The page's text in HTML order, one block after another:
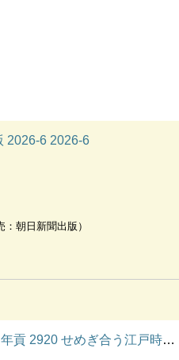
2026-6 2026-6
朝日新聞出版）
せめぎ合う江戸時代の領主と百姓 中公新書